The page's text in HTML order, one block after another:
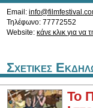
Email:
Τηλέφωνο: 77772552
Website: κάνε κλικ για να
Σχετικες
Το